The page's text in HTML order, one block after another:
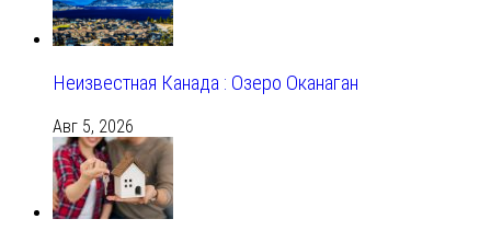
Неизвестная Канада : Озеро Оканаган
Авг 5, 2026